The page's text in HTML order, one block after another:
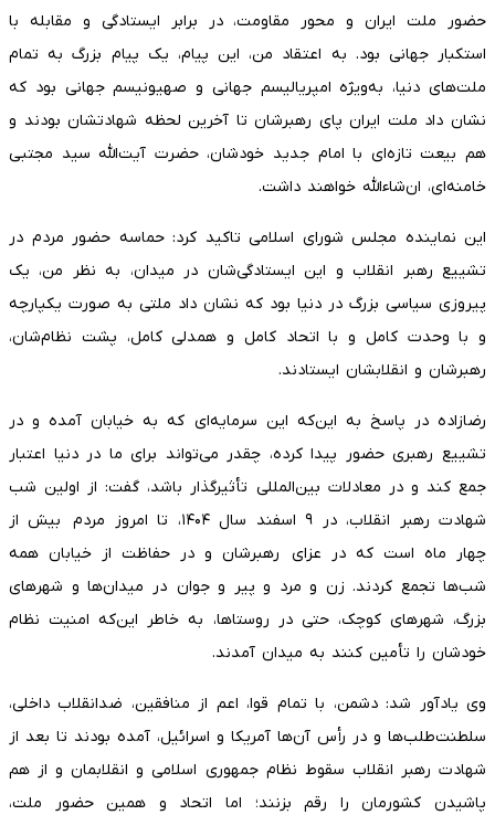
حضور ملت ایران و محور مقاومت، در برابر ایستادگی و مقابله با
استکبار جهانی بود. به اعتقاد من، این پیام، یک پیام بزرگ به تمام
ملت‌های دنیا، به‌ویژه امپریالیسم جهانی و صهیونیسم جهانی بود که
نشان داد ملت ایران پای رهبرشان تا آخرین لحظه شهادتشان بودند و
هم بیعت تازه‌ای با امام جدید خودشان، حضرت آیت‌الله سید مجتبی
خامنه‌ای، ان‌شاءالله خواهند داشت.
این نماینده مجلس شورای اسلامی تاکید کرد: حماسه حضور مردم در
تشییع رهبر انقلاب و این ایستادگی‌شان در میدان، به نظر من، یک
پیروزی سیاسی بزرگ در دنیا بود که نشان داد ملتی به صورت یکپارچه
و با وحدت کامل و با اتحاد کامل و همدلی کامل، پشت نظام‌شان،
رهبرشان و انقلابشان ایستادند.
رضازاده در پاسخ به این‌که این سرمایه‌ای که به خیابان آمده و در
تشییع رهبری حضور پیدا کرده، چقدر می‌تواند برای ما در دنیا اعتبار
جمع کند و در معادلات بین‌المللی تأثیرگذار باشد، گفت: از اولین شب
شهادت رهبر انقلاب، در ۹ اسفند سال ۱۴۰۴، تا امروز مردم بیش از
چهار ماه است که در عزای رهبرشان و در حفاظت از خیابان همه
شب‌ها تجمع کردند. زن و مرد و پیر و جوان در میدان‌ها و شهرهای
بزرگ، شهرهای کوچک، حتی در روستاها، به خاطر این‌که امنیت نظام
خودشان را تأمین کنند به میدان آمدند.
وی یادآور شد: دشمن، با تمام قوا، اعم از منافقین، ضدانقلاب داخلی،
سلطنت‌طلب‌ها و در رأس آن‌ها آمریکا و اسرائیل، آمده بودند تا بعد از
شهادت رهبر انقلاب سقوط نظام جمهوری اسلامی و انقلابمان و از هم
پاشیدن کشورمان را رقم بزنند؛ اما اتحاد و همین حضور ملت،